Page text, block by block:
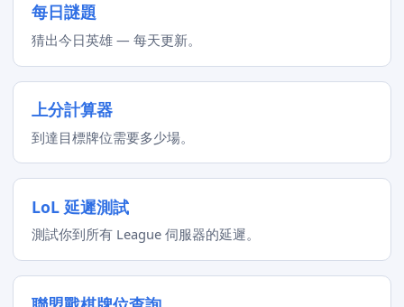
每日謎題
猜出今日英雄 — 每天更新。
上分計算器
到達目標牌位需要多少場。
LoL 延遲測試
測試你到所有 League 伺服器的延遲。